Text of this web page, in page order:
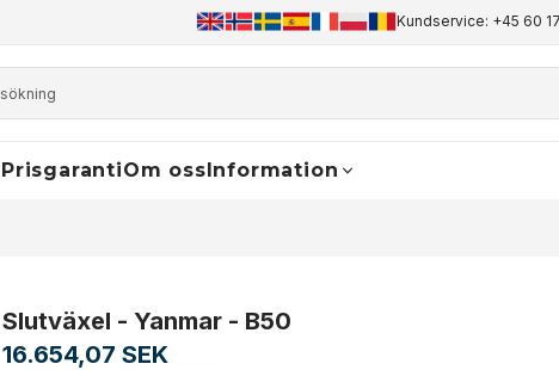
+45 60 17 81 50 info@finaldrive-trackmotors.com WhatsApp
Kundservice: +45 60
PrisgarantiOm ossInformation
Slutväxel - Yanmar - B50
16.654,07 SEK